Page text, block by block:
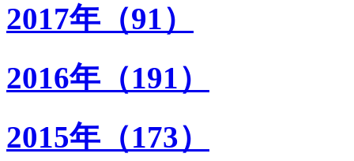
2017年（91）
2016年（191）
2015年（173）